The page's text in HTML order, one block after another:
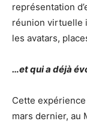
représentation
réunion virtuelle
les avatars,
…et qui a déjà
Cette
mars dernier, au